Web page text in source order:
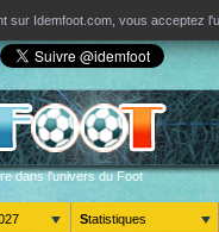
Idemfoot.com, vous acceptez
dans l'univers du Foot
Statistiques